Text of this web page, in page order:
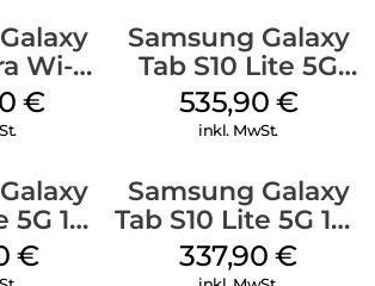
Wi-Fi
€
Samsung Galaxy
Tab S10 Lite 5G
256 GB Gray
535,90 €
inkl. MwSt.
128
€
Samsung Galaxy
Tab S10 Lite 5G 128
GB Gray
337,90€